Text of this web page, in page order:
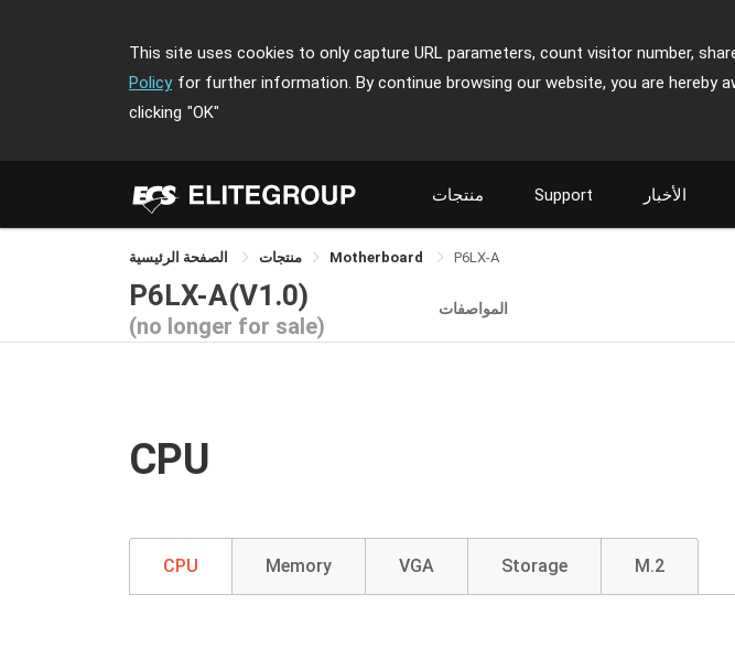
This site uses cookies to only capture URL parameters, count visitor number,
Policy for further information. By continue browsing our website, you are hereby
clicking "OK"
منتجات Support الأخبار
منتجات Motherboard P6LX-A
P6LX-A(V1.0)
(no longer for sale)
المواصفات
CPU
CPU Memory VGA Storage M.2